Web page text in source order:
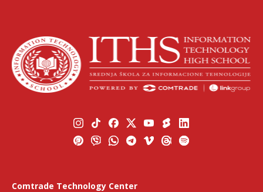
Comtrade Technology Center